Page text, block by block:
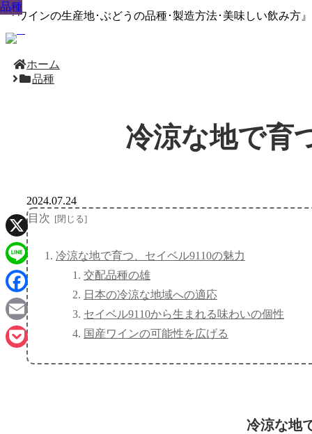
『ワインの生産地･ぶどうの品種･製造方法･美味しい飲み方
ホーム
品種
冷涼な地で育
品種
2024.07.24
目次
冷涼な地で育つ、セイベル9110の魅力
交配品種の雄
日本の冷涼な地域への適応
セイベル9110から生まれる味わいの個性
国産ワインの可能性を広げる
冷涼な地
品種
品種
品種
品種
品種
品種
品種
品種
X
Line
Facebook
Email
Pocket